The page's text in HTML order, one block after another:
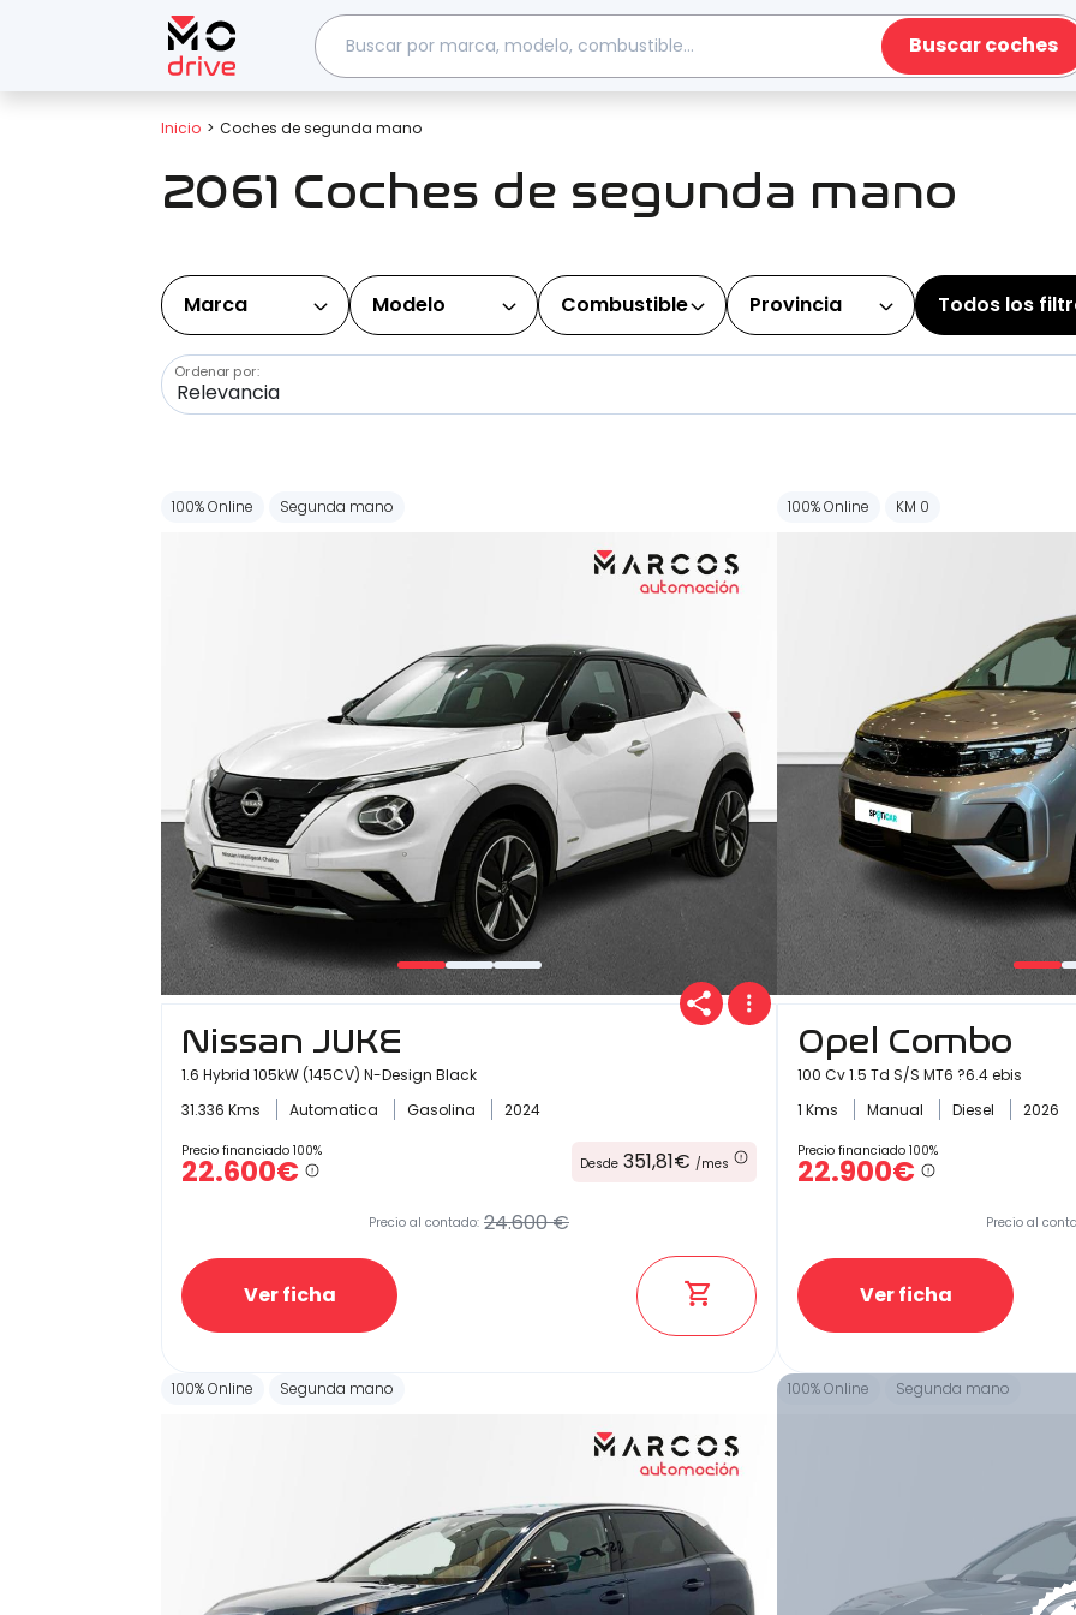
Buscar coches
Inicio Coches de segunda mano
2061 Coches de segunda mano
Todos los
Marca Modelo Combustible Provincia
Ordenar por:
100% Online Segunda mano
Nissan JUKE
1.6 Hybrid 105kW (145CV) N-Design Black
31.336 Kms
Automatica Gasolina 2024
Precio financiado 100%
22.600€ Desde 351,81€ /mes
Precio al contado: 24.600 €
Ver ficha
100% Online KM 0
Opel Combo
100 Cv 1.5 Td S/S MT6 ?6.4 ebis
1 Kms
Manual Diesel 2026
Precio financiado 100%
22.900€
Precio al
Ver ficha
100% Online Segunda mano 100% Online Segunda mano